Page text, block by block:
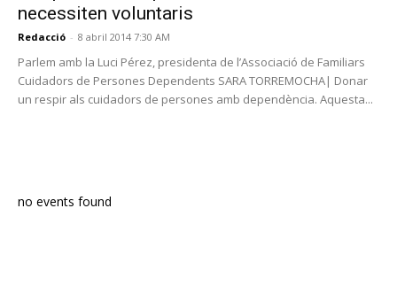
necessiten voluntaris
Redacció - 8 abril 2014 7:30 AM
Parlem amb la Luci Pérez, presidenta de l’Associació de Familiars
Cuidadors de Persones Dependents SARA TORREMOCHA| Donar
un respir als cuidadors de persones amb dependència. Aquesta...
no events found